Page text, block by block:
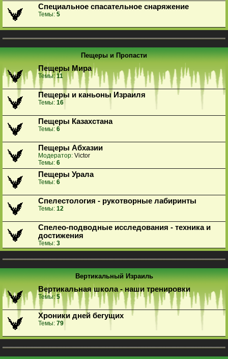
Специальное спасательное снаряжение
Темы: 5
Пещеры и Пропасти
Пещеры Мира
Темы:11
Пещеры и каньоны Израиля
Темы: 16
Пещеры Казахстана
Темы: 6
Пещеры Абхазии
Модератор: Victor
Темы: 6
Пещеры Урала
Темы: 6
Спелестология - рукотворные лабиринты
Темы: 12
Спелео-подводные исследования - техника и
достижения
Темы: 3
Вертикальный Израиль
Вертикальная школа - наши тренировки
Темы:5
Хроники дней бегущих
Темы: 79